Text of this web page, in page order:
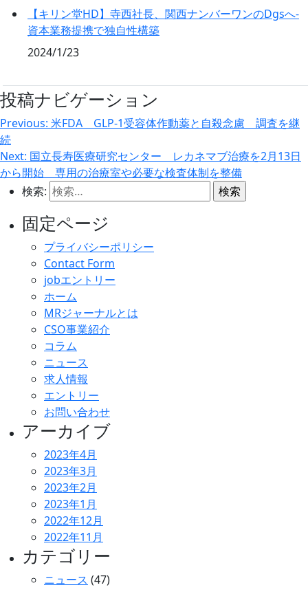
【キリン堂HD】寺西社長、関西ナンバーワンのDgsへ‐
資本業務提携で独自性構築
2024/1/23
投稿ナビゲーション
Previous: 米FDA GLP-1受容体作動薬と自殺念慮 調査を継
続
Next: 国立長寿医療研究センター レカネマブ治療を2月13日
から開始 専用の治療室や必要な検査体制を整備
検索:
固定ページ
プライバシーポリシー
Contact Form
jobエントリー
ホーム
MRジャーナルとは
CSO事業紹介
コラム
ニュース
求人情報
エントリー
お問い合わせ
アーカイブ
2023年4月
2023年3月
2023年2月
2023年1月
2022年12月
2022年11月
カテゴリー
ニュース (47)